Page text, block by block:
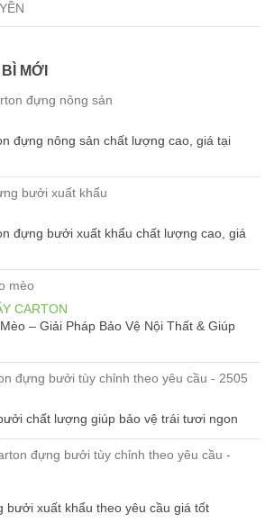
MỚI
đựng nông sản chất lượng cao, giá tại
đựng bưởi xuất khẩu chất lượng cao, giá
CARTON
– Giải Pháp Bảo Vệ Nội Thất & Giúp
chất lượng giúp bảo vệ trái tươi ngon
bưởi xuất khẩu theo yêu cầu giá tốt